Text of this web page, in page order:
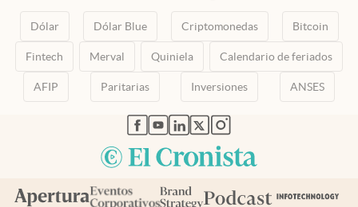
Dólar Dólar Blue Criptomonedas Bitcoin
Fintech Merval Quiniela Calendario de feriados
AFIP Paritarias Inversiones ANSES
abre en nueva pestaña
abre en nueva pestaña
abre en nueva pestaña
abre en nueva pestaña
abre en nueva pestaña